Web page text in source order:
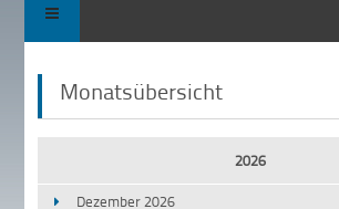
Monatsübersicht
2026
Dezember 2026